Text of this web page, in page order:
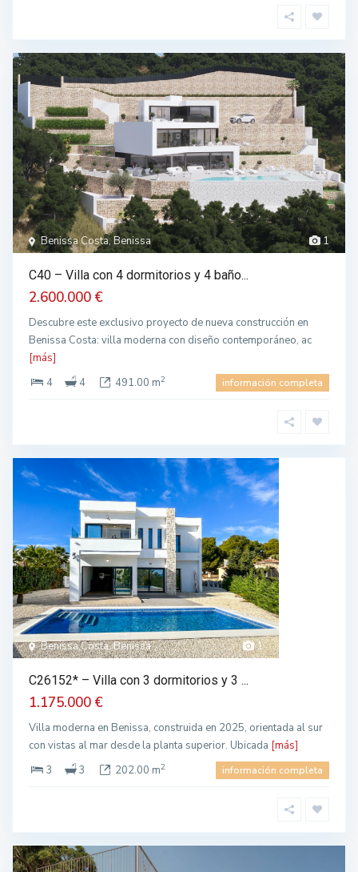
1
Benissa Costa, Benissa
C40 – Villa con 4 dormitorios y 4 baño...
2.600.000 €
Descubre este exclusivo proyecto de nueva construcción en
Benissa Costa: villa moderna con diseño contemporáneo, ac
[más]
4
4 491.00 m2 información completa
1
Benissa Costa, Benissa
C26152* – Villa con 3 dormitorios y 3 ...
1.175.000 €
Villa moderna en Benissa, construida en 2025, orientada al sur
con vistas al mar desde la planta superior. Ubicada [más]
3
3 202.00 m2 información completa